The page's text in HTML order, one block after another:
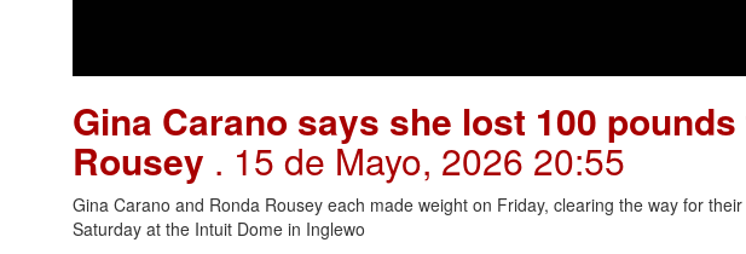
Gina Carano says she lost 100
Rousey . 15 de Mayo, 2026 20:55
Gina Carano and Ronda Rousey each made weight on Friday, clearing the way for
Saturday at the Intuit Dome in Inglewo